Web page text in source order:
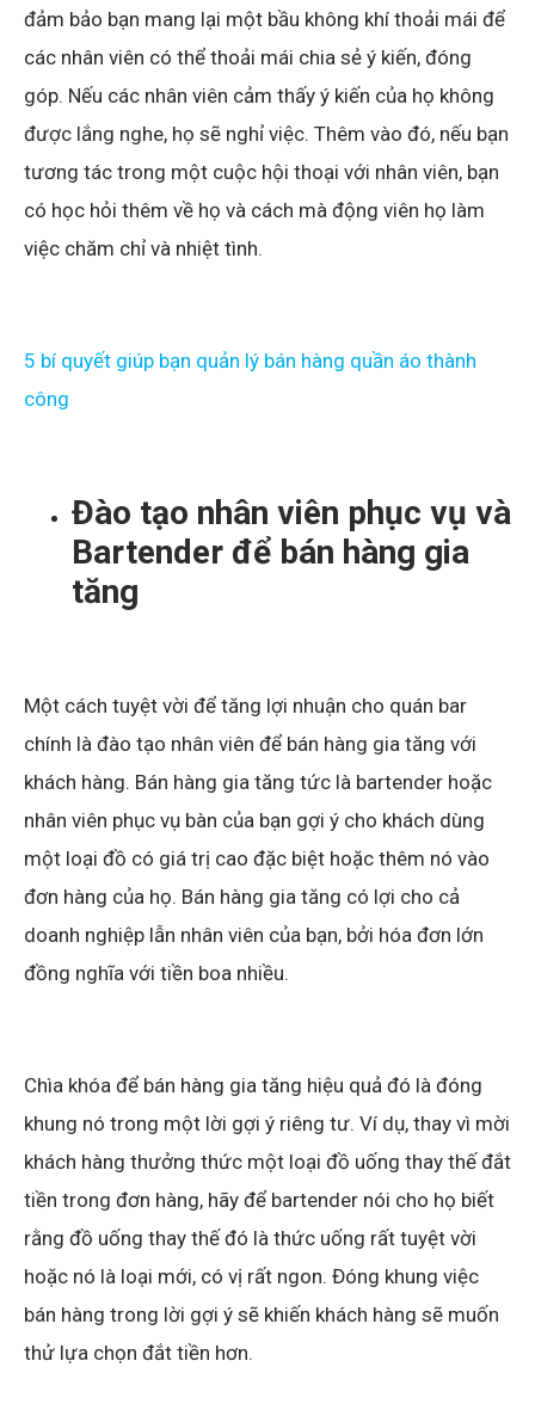
đảm bảo bạn mang lại một bầu không khí thoải mái để
các nhân viên có thể thoải mái chia sẻ ý kiến, đóng
góp. Nếu các nhân viên cảm thấy ý kiến của họ không
được lắng nghe, họ sẽ nghỉ việc. Thêm vào đó, nếu bạn
tương tác trong một cuộc hội thoại với nhân viên, bạn
có học hỏi thêm về họ và cách mà động viên họ làm
việc chăm chỉ và nhiệt tình.
5 bí quyết giúp bạn quản lý bán hàng quần áo thành
công
Đào tạo nhân viên phục vụ và
Bartender để bán hàng gia
tăng
Một cách tuyệt vời để tăng lợi nhuận cho quán bar
chính là đào tạo nhân viên để bán hàng gia tăng với
khách hàng. Bán hàng gia tăng tức là bartender hoặc
nhân viên phục vụ bàn của bạn gợi ý cho khách dùng
một loại đồ có giá trị cao đặc biệt hoặc thêm nó vào
đơn hàng của họ. Bán hàng gia tăng có lợi cho cả
doanh nghiệp lẫn nhân viên của bạn, bởi hóa đơn lớn
đồng nghĩa với tiền boa nhiều.
Chìa khóa để bán hàng gia tăng hiệu quả đó là đóng
khung nó trong một lời gợi ý riêng tư. Ví dụ, thay vì mời
khách hàng thưởng thức một loại đồ uống thay thế đắt
tiền trong đơn hàng, hãy để bartender nói cho họ biết
rằng đồ uống thay thế đó là thức uống rất tuyệt vời
hoặc nó là loại mới, có vị rất ngon. Đóng khung việc
bán hàng trong lời gợi ý sẽ khiến khách hàng sẽ muốn
thử lựa chọn đắt tiền hơn.